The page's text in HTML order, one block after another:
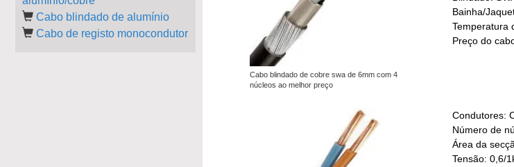
Cabo blindado de cobre swa de 6mm com 4
núcleos ao melhor preço
Bainha/
Temperatura
Preço do
Condutores:
Número de
Área da
Tensão: 0,6/
Cabo blindado de alumínio
Cabo de registo monocondutor